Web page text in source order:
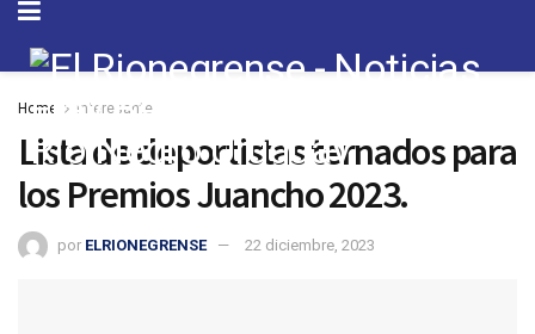
Home Interesante
Lista de deportistas ternados para
los Premios Juancho 2023.
por ELRIONEGRENSE 22 diciembre, 2023